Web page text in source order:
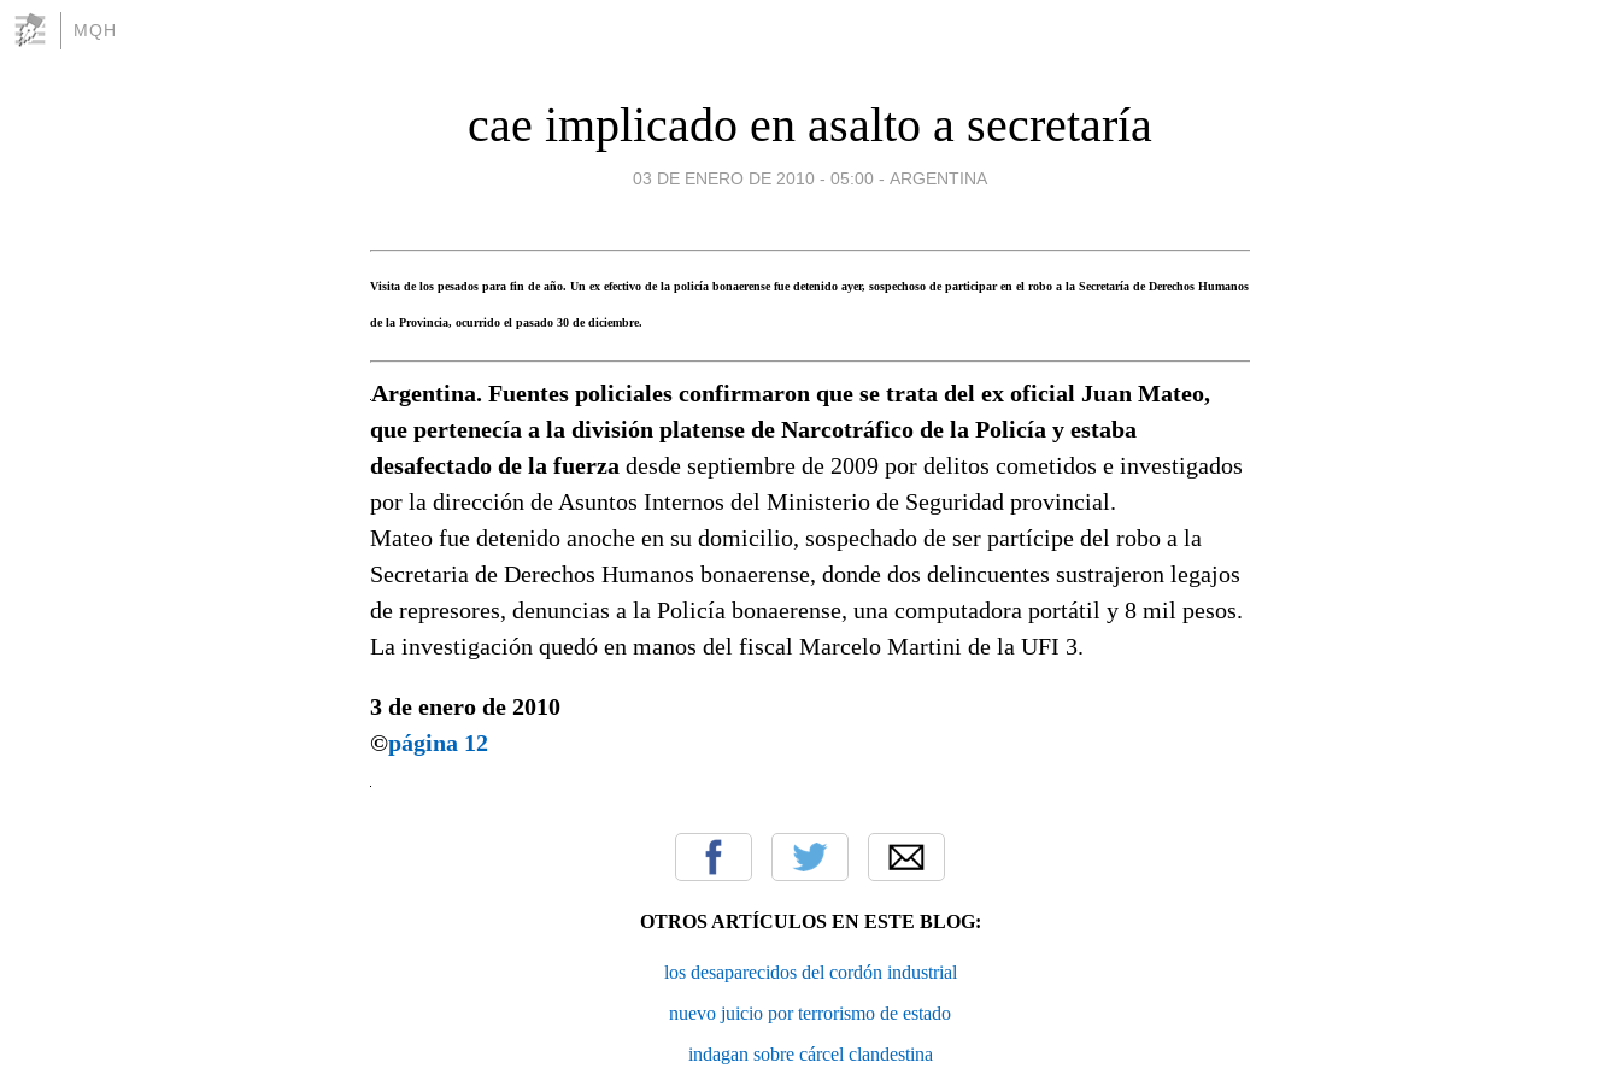
MQH
cae implicado en asalto a secretaría
03 DE ENERO DE 2010 - 05:00 - ARGENTINA
Visita de los pesados para fin de año. Un ex efectivo de la policía bonaerense fue detenido ayer, sospechoso de participar en el robo a la Secretaría de Derechos Humanos
de la Provincia, ocurrido el pasado 30 de diciembre.
Argentina. Fuentes policiales confirmaron que se trata del ex oficial Juan Mateo,
que pertenecía a la división platense de Narcotráfico de la Policía y estaba
desafectado de la fuerza desde septiembre de 2009 por delitos cometidos e investigados
por la dirección de Asuntos Internos del Ministerio de Seguridad provincial.
Mateo fue detenido anoche en su domicilio, sospechado de ser partícipe del robo a la
Secretaria de Derechos Humanos bonaerense, donde dos delincuentes sustrajeron legajos
de represores, denuncias a la Policía bonaerense, una computadora portátil y 8 mil pesos.
La investigación quedó en manos del fiscal Marcelo Martini de la UFI 3.
3 de enero de 2010
©página 12
OTROS ARTÍCULOS EN ESTE BLOG:
los desaparecidos del cordón industrial
nuevo juicio por terrorismo de estado
indagan sobre cárcel clandestina